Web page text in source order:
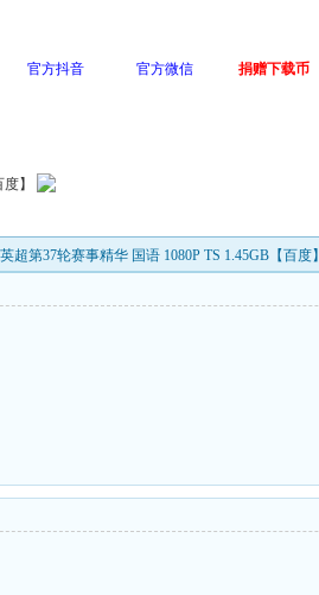
官方抖音 官方微信 捐赠下载币
】
超第37轮赛事精华 国语 1080P TS 1.45GB【百度】